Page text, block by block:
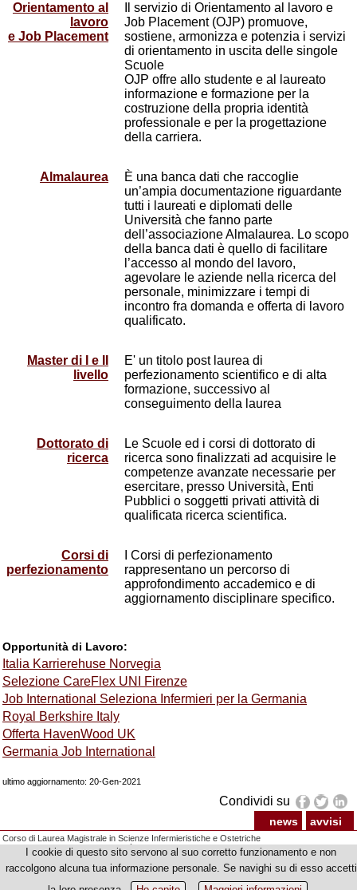
Orientamento al
lavoro
e Job Placement
Il servizio di Orientamento al lavoro e
Job Placement (OJP) promuove,
sostiene, armonizza e potenzia i servizi
di orientamento in uscita delle singole
Scuole
OJP offre allo studente e al laureato
informazione e formazione per la
costruzione della propria identità
professionale e per la progettazione
della carriera.
Almalaurea
È una banca dati che raccoglie
un’ampia documentazione riguardante
tutti i laureati e diplomati delle
Università che fanno parte
dell’associazione Almalaurea. Lo scopo
della banca dati è quello di facilitare
l’accesso al mondo del lavoro,
agevolare le aziende nella ricerca del
personale, minimizzare i tempi di
incontro fra domanda e offerta di lavoro
qualificato.
Master di I e II
livello
E' un titolo post laurea di
perfezionamento scientifico e di alta
formazione, successivo al
conseguimento della laurea
Dottorato di
ricerca
Le Scuole ed i corsi di dottorato di
ricerca sono finalizzati ad acquisire le
competenze avanzate necessarie per
esercitare, presso Università, Enti
Pubblici o soggetti privati attività di
qualificata ricerca scientifica.
Corsi di
perfezionamento
I Corsi di perfezionamento
rappresentano un percorso di
approfondimento accademico e di
aggiornamento disciplinare specifico.
Opportunità di Lavoro:
Italia Karrierehuse Norvegia
Selezione CareFlex UNI Firenze
Job International Seleziona Infermieri per la Germania
Royal Berkshire Italy
Offerta HavenWood UK
Germania Job International
ultimo aggiornamento: 20-Gen-2021
Condividi su
news avvisi
Corso di Laurea Magistrale in Scienze Infermieristiche e Ostetriche
© Copyright 2012-2026 Università degli Studi di Firenze - p.iva | cod.fiscale 01279680480
I cookie di questo sito servono al suo corretto funzionamento e non
raccolgono alcuna tua informazione personale. Se navighi su di esso accetti